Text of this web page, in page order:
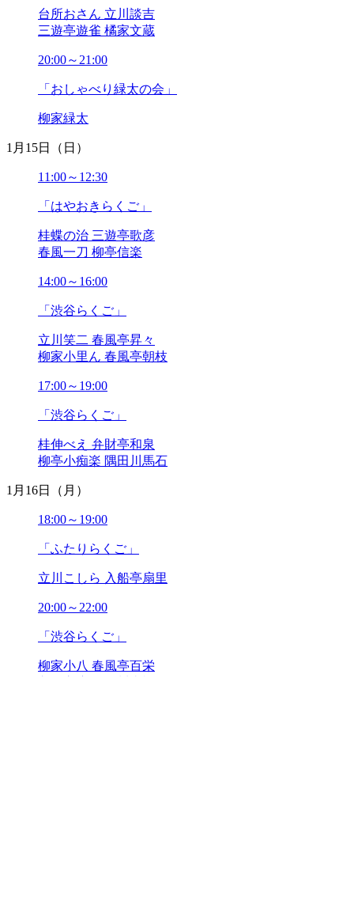
台所おさん 立川談吉
三遊亭遊雀 橘家文蔵
20:00～21:00
「おしゃべり緑太の会」
柳家緑太
1月15日（日）
11:00～12:30
「はやおきらくご」
桂蝶の治 三遊亭歌彦
春風一刀 柳亭信楽
14:00～16:00
「渋谷らくご」
立川笑二 春風亭昇々
柳家小里ん 春風亭朝枝
17:00～19:00
「渋谷らくご」
桂伸べえ 弁財亭和泉
柳亭小痴楽 隅田川馬石
1月16日（月）
18:00～19:00
「ふたりらくご」
立川こしら 入船亭扇里
20:00～22:00
「渋谷らくご」
柳家小八 春風亭百栄